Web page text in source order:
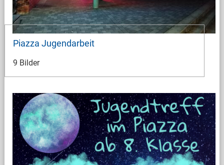
Piazza Jugendarbeit
9 Bilder